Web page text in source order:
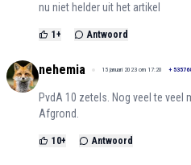
nu niet helder uit het artikel
1 + Antwoord
nehemia 15 januari 2023 om 17:20 +
PvdA 10 zetels. Nog veel te veel
Afgrond.
10+ Antwoord